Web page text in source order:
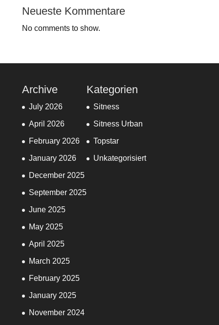
Neueste Kommentare
No comments to show.
Archive
July 2026
April 2026
February 2026
January 2026
December 2025
September 2025
June 2025
May 2025
April 2025
March 2025
February 2025
January 2025
November 2024
Kategorien
Sitness
Sitness Urban
Topstar
Unkategorisiert